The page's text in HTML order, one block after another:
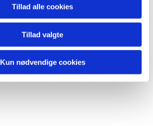
Tillad alle cookies
Tillad valgte
Kun nødvendige cookies